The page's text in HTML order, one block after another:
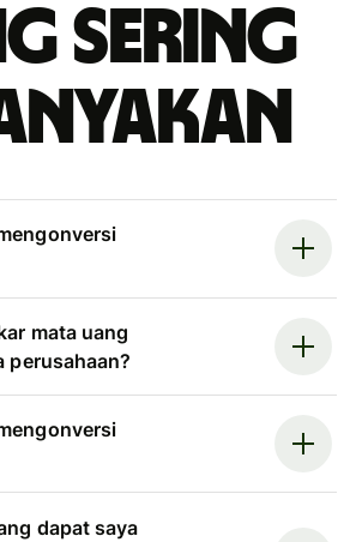
sering
mata uang
perusahaan?
dapat saya